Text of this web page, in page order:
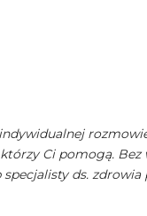
Ci pomogą.
ds. zdrowia